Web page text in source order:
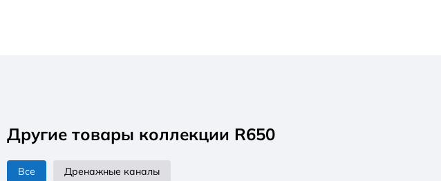
Другие товары коллекции R650
Все Дренажные каналы